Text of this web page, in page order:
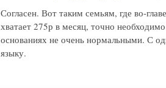
Согласен. Вот таким семьям, где во-
хватает 275р в месяц, точно
основаниях не очень нормальными. С
языку.